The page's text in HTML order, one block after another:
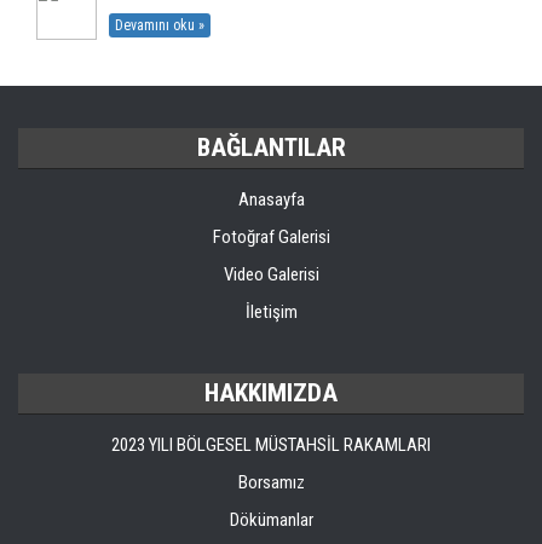
Devamını oku »
BAĞLANTILAR
Anasayfa
Fotoğraf Galerisi
Video Galerisi
İletişim
HAKKIMIZDA
2023 YILI BÖLGESEL MÜSTAHSİL RAKAMLARI
Borsamız
Dökümanlar